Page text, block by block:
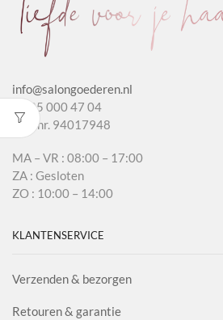
info@salongoederen.nl
T 085 000 47 04
KvK nr. 94017948
MA – VR : 08:00 – 17:00
ZA : Gesloten
ZO : 10:00 – 14:00
KLANTENSERVICE
Verzenden & bezorgen
Retouren & garantie